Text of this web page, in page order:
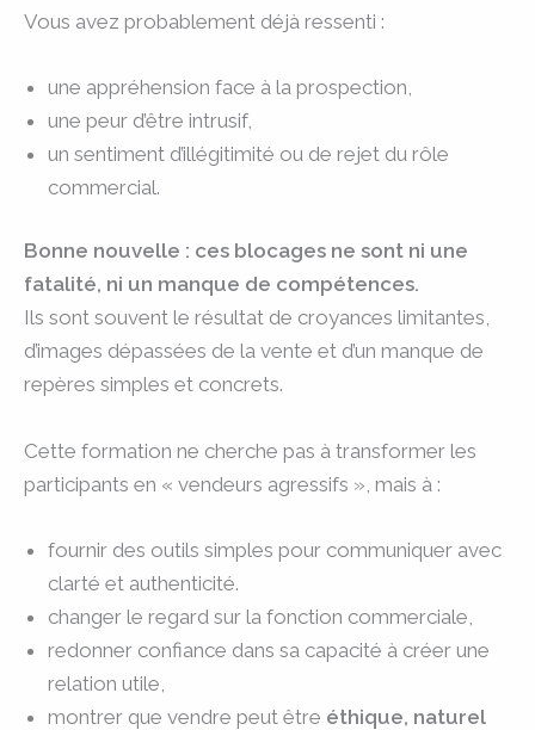
Vous avez probablement déjà ressenti :
une appréhension face à la prospection,
une peur d’être intrusif,
un sentiment d’illégitimité ou de rejet du rôle
commercial.
Bonne nouvelle : ces blocages ne sont ni une
fatalité, ni un manque de compétences.
Ils sont souvent le résultat de croyances limitantes,
d’images dépassées de la vente et d’un manque de
repères simples et concrets.
Cette formation ne cherche pas à transformer les
participants en « vendeurs agressifs », mais à :
fournir des outils simples pour communiquer avec
clarté et authenticité.
changer le regard sur la fonction commerciale,
redonner confiance dans sa capacité à créer une
relation utile,
montrer que vendre peut être éthique, naturel